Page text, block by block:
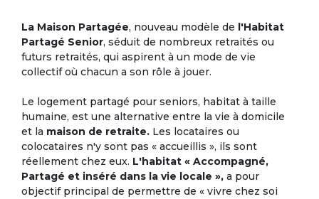
La Maison Partagée, nouveau modèle de l'Habitat
Partagé Senior, séduit de nombreux retraités ou
futurs retraités, qui aspirent à un mode de vie
collectif où chacun a son rôle à jouer.
Le logement partagé pour seniors, habitat à taille
humaine, est une alternative entre la vie à domicile
et la maison de retraite. Les locataires ou
colocataires n'y sont pas « accueillis », ils sont
réellement chez eux. L'habitat « Accompagné,
Partagé et inséré dans la vie locale », a pour
objectif principal de permettre de « vivre chez soi